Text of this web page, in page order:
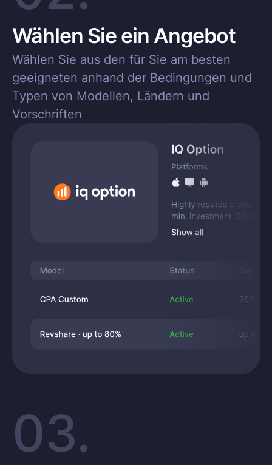
Wählen Sie ein Angebot
Wählen Sie aus den für Sie am besten
geeigneten anhand der Bedingungen und
Typen von Modellen, Ländern und
Vorschriften
03.